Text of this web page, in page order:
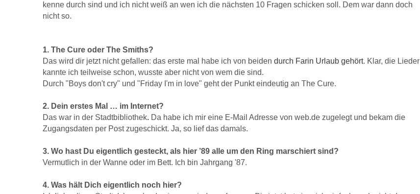
kenne durch sind und ich nicht weiß an wen ich die nächsten 10 Fragen schicken soll. Dem war dann doch
nicht so.
1. The Cure oder The Smiths?
Das wird dir jetzt nicht gefallen: das erste mal habe ich von beiden durch Farin Urlaub gehört. Klar, die Lieder
kannte ich teilweise schon, wusste aber nicht von wem die sind.
Durch "Boys don't cry" und "Friday I'm in love" geht der Punkt eindeutig an The Cure.
2. Dein erstes Mal … im Internet?
Das war in der Stadtbibliothek. Da habe ich mir eine E-Mail Adresse von web.de zugelegt und bekam die
Zugangsdaten per Post zugeschickt. Ja, so lief das damals.
3. Wo hast Du eigentlich gesteckt, als hier ’89 alle um den Ring marschiert sind?
Vermutlich in der Wanne oder im Bett. Ich bin Jahrgang '87.
4. Was hält Dich eigentlich noch hier?